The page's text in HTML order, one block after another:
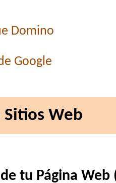
Domino
Google
Web
tu Página Web